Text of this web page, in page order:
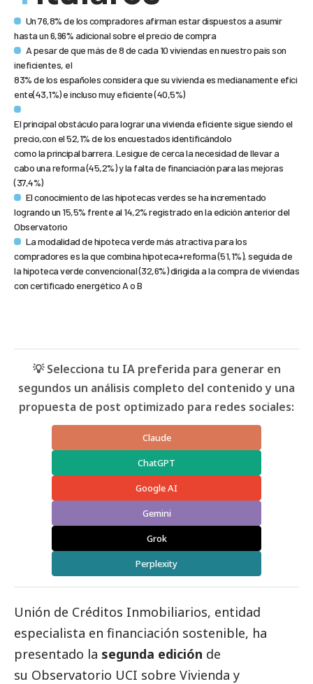
Un 76,8% de los compradores afirman estar dispuestos a asumir
hasta un 6,96% adicional sobre el precio de compra
A pesar de que más de 8 de cada 10 viviendas en nuestro país son
ineficientes, el
83% de los españoles considera que su vivienda es medianamente efici
ente(43,1%) e incluso muy eficiente (40,5%)
El principal obstáculo para lograr una vivienda eficiente sigue siendo el
precio,con el 52,1% de los encuestados identificándolo
como la principal barrera. Lesigue de cerca la necesidad de llevar a
cabo una reforma (45,2%) y la falta de financiación para las mejoras
(37,4%)
El conocimiento de las hipotecas verdes se ha incrementado
logrando un 15,5% frente al 14,2% registrado en la edición anterior del
Observatorio
La modalidad de hipoteca verde más atractiva para los
compradores es la que combina hipoteca+reforma (51,1%), seguida de
la hipoteca verde convencional (32,6%) dirigida a la compra de viviendas
con certificado energético A o B
💡 Selecciona tu IA preferida para generar en
segundos un análisis completo del contenido y una
propuesta de post optimizado para redes sociales:
Claude
ChatGPT
Google AI
Gemini
Grok
Perplexity
Unión de Créditos Inmobiliarios, entidad
especialista en financiación sostenible, ha
presentado la segunda edición de
su Observatorio UCI sobre Vivienda y